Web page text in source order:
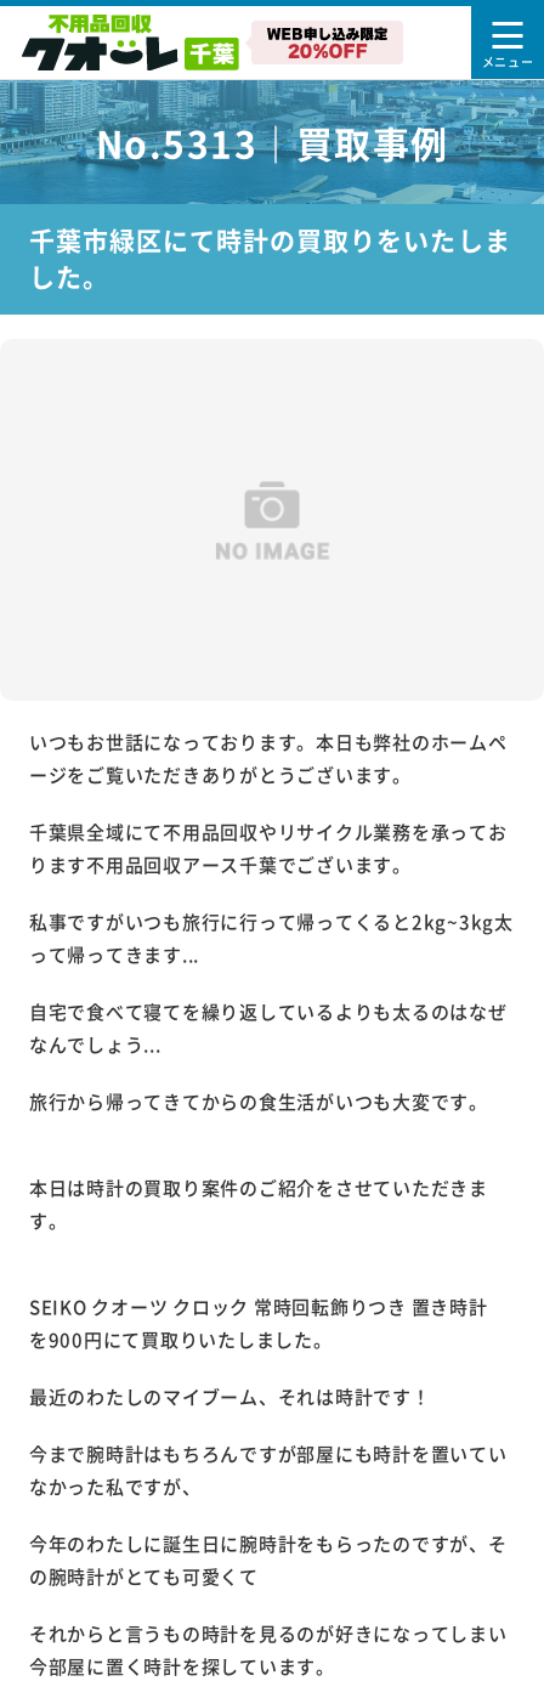
No.5313｜買取事例
千葉市緑区にて時計の買取りをいたしま
した。
いつもお世話になっております。本日も弊社のホームペ
ージをご覧いただきありがとうございます。
千葉県全域にて不用品回収やリサイクル業務を承ってお
ります不用品回収アース千葉でございます。
私事ですがいつも旅行に行って帰ってくると2kg~3kg太
って帰ってきます...
自宅で食べて寝てを繰り返しているよりも太るのはなぜ
なんでしょう...
旅行から帰ってきてからの食生活がいつも大変です。
本日は時計の買取り案件のご紹介をさせていただきま
す。
SEIKO クオーツ クロック 常時回転飾りつき 置き時計
を900円にて買取りいたしました。
最近のわたしのマイブーム、それは時計です！
今まで腕時計はもちろんですが部屋にも時計を置いてい
なかった私ですが、
今年のわたしに誕生日に腕時計をもらったのですが、そ
の腕時計がとても可愛くて
それからと言うもの時計を見るのが好きになってしまい
今部屋に置く時計を探しています。